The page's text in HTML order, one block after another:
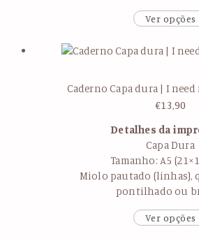
Ver opções
Caderno Capa dura | I
€13,90
Detalhes da
Capa Dura
Tamanho: A5
Miolo pautado (linhas),
pontilhado ou
Ver opções